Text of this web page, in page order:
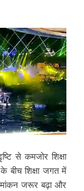
से कमजोर शिक्षा
बीच शिक्षा जगत में
जरूर बढ़ा और